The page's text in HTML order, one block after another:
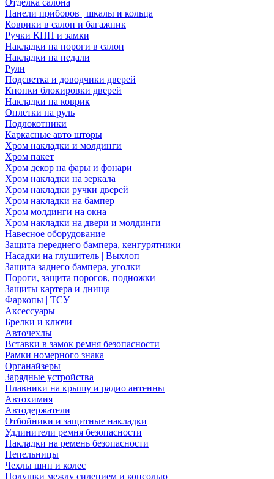
Отделка салона
Панели приборов | шкалы и кольца
Коврики в салон и багажник
Ручки КПП и замки
Накладки на пороги в салон
Накладки на педали
Рули
Подсветка и доводчики дверей
Кнопки блокировки дверей
Накладки на коврик
Оплетки на руль
Подлокотники
Каркасные авто шторы
Хром накладки и молдинги
Хром пакет
Хром декор на фары и фонари
Хром накладки на зеркала
Хром накладки ручки дверей
Хром накладки на бампер
Хром молдинги на окна
Хром накладки на двери и молдинги
Навесное оборудование
Защита переднего бампера, кенгурятники
Насадки на глушитель | Выхлоп
Защита заднего бампера, уголки
Пороги, защита порогов, подножки
Защиты картера и днища
Фаркопы | ТСУ
Аксессуары
Брелки и ключи
Авточехлы
Вставки в замок ремня безопасности
Рамки номерного знака
Органайзеры
Зарядные устройства
Плавники на крышу и радио антенны
Автохимия
Автодержатели
Отбойники и защитные накладки
Удлинители ремня безопасности
Накладки на ремень безопасности
Пепельницы
Чехлы шин и колес
Подушки между сидением и консолью